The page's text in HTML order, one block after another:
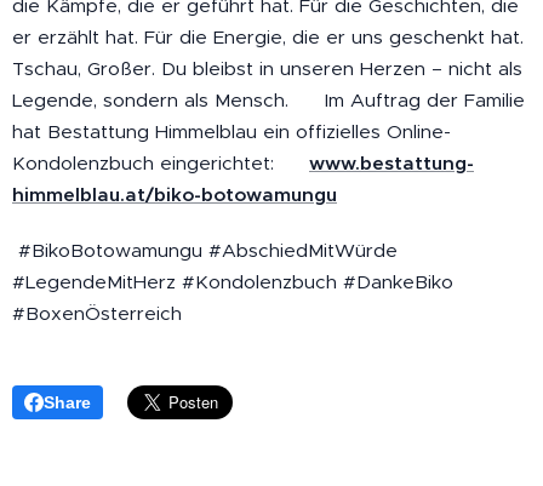
die Kämpfe, die er geführt hat. Für die Geschichten, die
er erzählt hat. Für die Energie, die er uns geschenkt hat.
Tschau, Großer. Du bleibst in unseren Herzen – nicht als
Legende, sondern als Mensch. 🖋️ Im Auftrag der Familie
hat Bestattung Himmelblau ein offizielles Online-
Kondolenzbuch eingerichtet:
www.bestattung-
himmelblau.at/biko-botowamungu
#BikoBotowamungu #AbschiedMitWürde
#LegendeMitHerz #Kondolenzbuch #DankeBiko
#BoxenÖsterreich
Share